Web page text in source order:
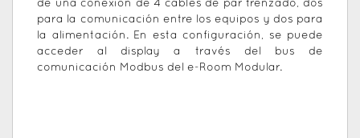
de una conexión de 4 cables de par trenzado, dos
para la comunicación entre los equipos y dos para
la alimentación. En esta configuración, se puede
acceder al display a través del bus de
comunicación Modbus del e-Room Modular.